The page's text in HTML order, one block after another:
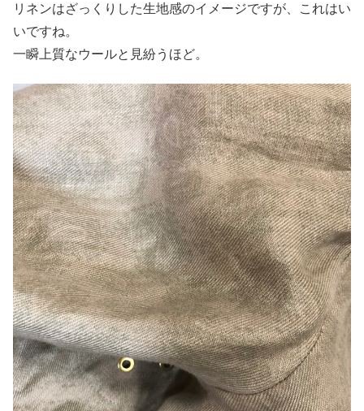
リネンはざっくりした生地感のイメージですが、これはい
いですね。
一瞬上質なウールと見紛うほど。